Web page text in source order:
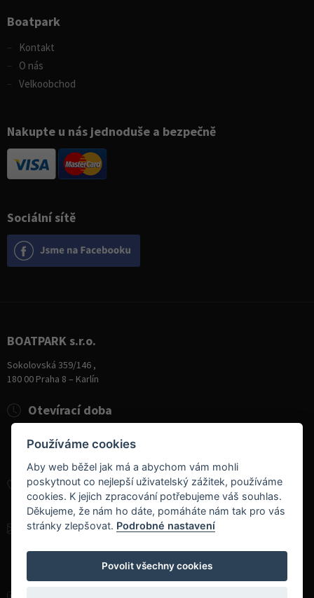
Sociální sítě
Boatpark
Kontakt
O nás
Velkoobchod
Nakupte u nás jednoduše a bezpečně
BOATPARK s.r.o.
Sokolovská 359/146 ,
180 00 Praha 8 – Karlín
+420 284 826 787
+420 604 728 042
info@boatpark.cz
Otevírací doba
Úterý - Pátek
10:00 - 19:00
Sobota
9:00 - 14:00
Používáme cookies
Aby web běžel jak má a abychom vám mohli
poskytnout co nejlepší uživatelský zážitek, používáme
cookies. K jejich zpracování potřebujeme váš souhlas.
Děkujeme, že nám ho dáte, pomáháte nám tak pro vás
stránky zlepšovat. Podrobné nastavení
Povolit všechny cookies